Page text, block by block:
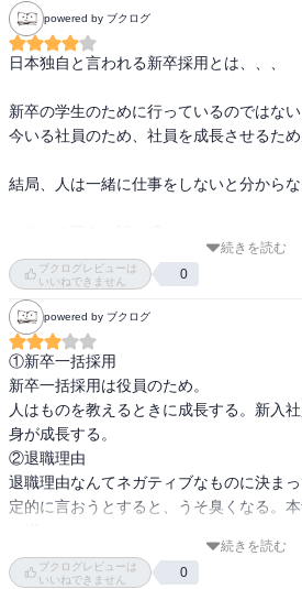
powered by ブクログ
日本独自と言われる新卒採用とは、、、
新卒の学生のために行っているのではない
今いる社員のため、社員を成長させるため
結局、人は一緒に仕事をしないと分からな
続きを読む
ブクログレビューは
いいねできません
0
powered by ブクログ
①新卒一括採用
新卒一括採用は役員のため。
人はものを教えるときに成長する。新入
身が成長する。
②退職理由
退職理由なんてネガティブなものに決ま
定的に言おうとすると、うそ臭くなる。
続きを読む
ブクログレビューは
いいねできません
0